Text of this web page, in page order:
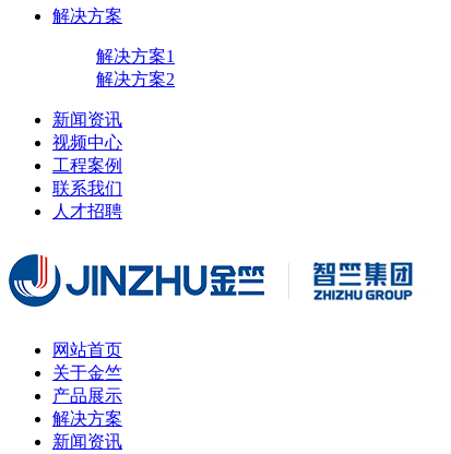
解决方案
解决方案1
解决方案2
新闻资讯
视频中心
工程案例
联系我们
人才招聘
网站首页
关于金竺
产品展示
解决方案
新闻资讯